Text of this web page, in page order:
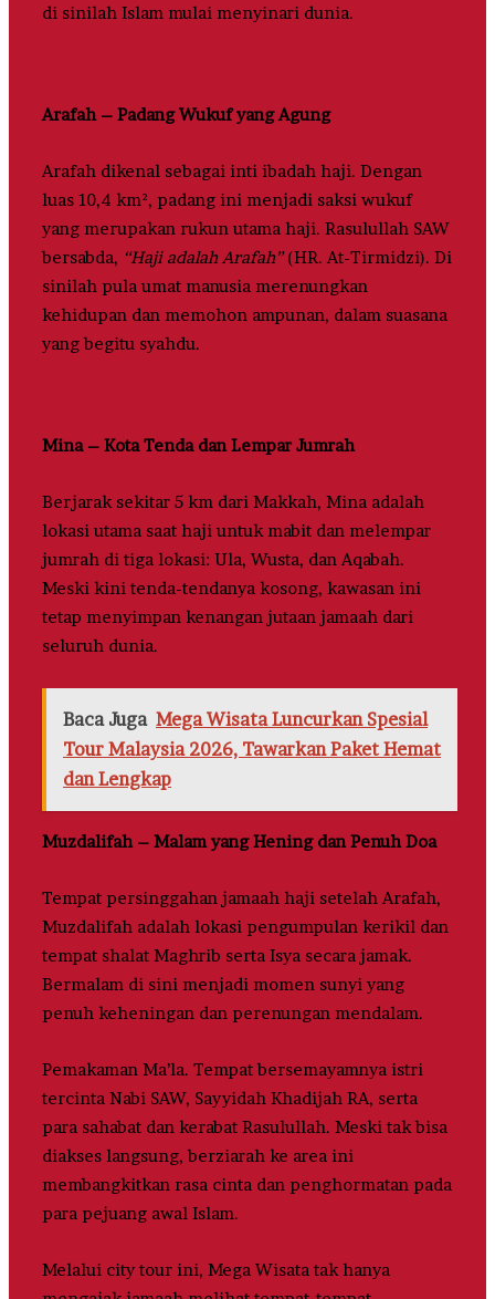
di sinilah Islam mulai menyinari dunia.
Arafah – Padang Wukuf yang Agung
Arafah dikenal sebagai inti ibadah haji. Dengan
luas 10,4 km², padang ini menjadi saksi wukuf
yang merupakan rukun utama haji. Rasulullah SAW
bersabda, “Haji adalah Arafah”(HR. At-Tirmidzi). Di
sinilah pula umat manusia merenungkan
kehidupan dan memohon ampunan, dalam suasana
yang begitu syahdu.
Mina – Kota Tenda dan Lempar Jumrah
Berjarak sekitar 5 km dari Makkah, Mina adalah
lokasi utama saat haji untuk mabit dan melempar
jumrah di tiga lokasi: Ula, Wusta, dan Aqabah.
Meski kini tenda-tendanya kosong, kawasan ini
tetap menyimpan kenangan jutaan jamaah dari
seluruh dunia.
Baca Juga Mega Wisata Luncurkan Spesial
Tour Malaysia 2026, Tawarkan Paket Hemat
dan Lengkap
Muzdalifah – Malam yang Hening dan Penuh Doa
Tempat persinggahan jamaah haji setelah Arafah,
Muzdalifah adalah lokasi pengumpulan kerikil dan
tempat shalat Maghrib serta Isya secara jamak.
Bermalam di sini menjadi momen sunyi yang
penuh keheningan dan perenungan mendalam.
Pemakaman Ma’la. Tempat bersemayamnya istri
tercinta Nabi SAW, Sayyidah Khadijah RA, serta
para sahabat dan kerabat Rasulullah. Meski tak bisa
diakses langsung, berziarah ke area ini
membangkitkan rasa cinta dan penghormatan pada
para pejuang awal Islam.
Melalui city tour ini, Mega Wisata tak hanya